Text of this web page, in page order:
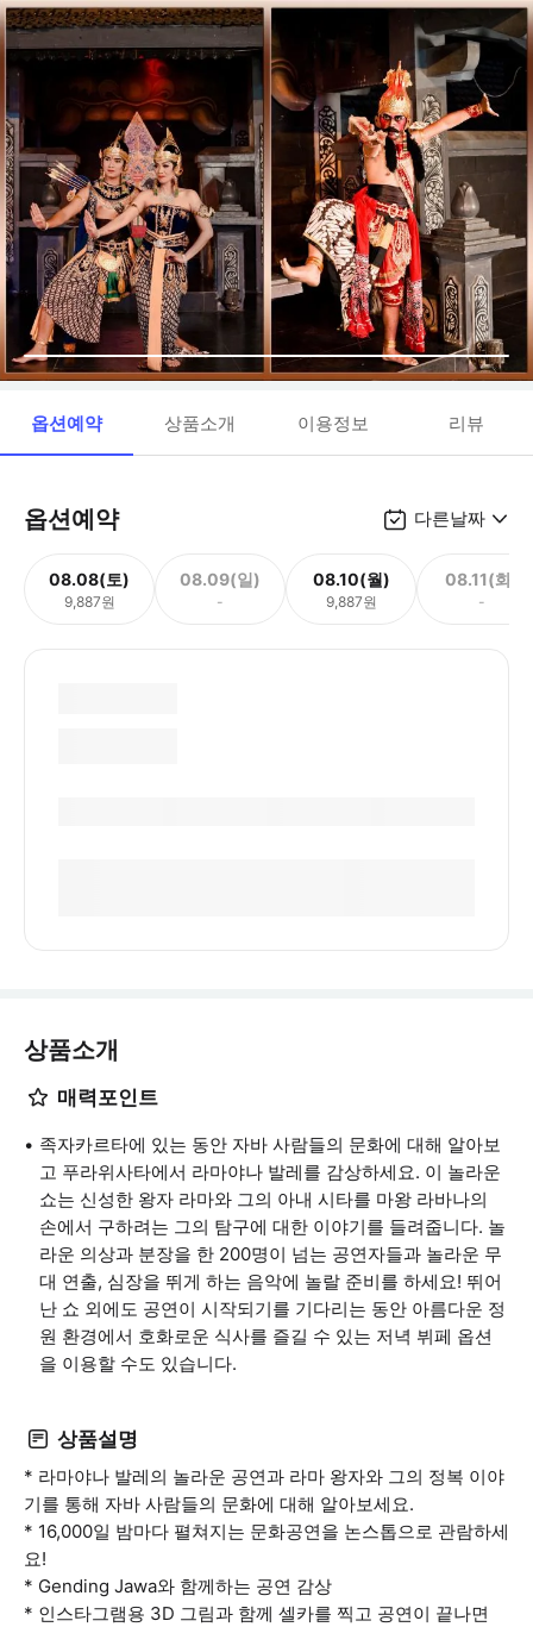
옵션예약 상품소개 이용정보 리뷰
옵션예약 다른날짜
08.08(토)
9,887원
08.09(일)
-
08.10(월)
9,887원
08.11(화)
-
상품소개
매력포인트
족자카르타에 있는 동안 자바 사람들의 문화에 대해 알아보
고 푸라위사타에서 라마야나 발레를 감상하세요. 이 놀라운
쇼는 신성한 왕자 라마와 그의 아내 시타를 마왕 라바나의
손에서 구하려는 그의 탐구에 대한 이야기를 들려줍니다. 놀
라운 의상과 분장을 한 200명이 넘는 공연자들과 놀라운 무
대 연출, 심장을 뛰게 하는 음악에 놀랄 준비를 하세요! 뛰어
난 쇼 외에도 공연이 시작되기를 기다리는 동안 아름다운 정
원 환경에서 호화로운 식사를 즐길 수 있는 저녁 뷔페 옵션
을 이용할 수도 있습니다.
상품설명
* 라마야나 발레의 놀라운 공연과 라마 왕자와 그의 정복 이야
기를 통해 자바 사람들의 문화에 대해 알아보세요.
* 16,000일 밤마다 펼쳐지는 문화공연을 논스톱으로 관람하세
요!
* Gending Jawa와 함께하는 공연 감상
* 인스타그램용 3D 그림과 함께 셀카를 찍고 공연이 끝나면